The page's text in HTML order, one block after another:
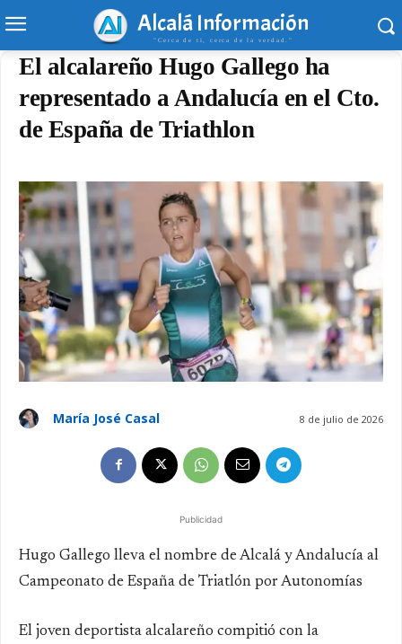
Alcalá Información
"Cerca de ti, cerca de la verdad."
El alcalareño Hugo Gallego ha
representado a Andalucía en el Cto.
de España de Triathlon
8 de julio de 2026
María José Casal
Publicidad
Hugo Gallego lleva el nombre de Alcalá y Andalucía al
Campeonato de España de Triatlón por Autonomías
El joven deportista alcalareño compitió con la